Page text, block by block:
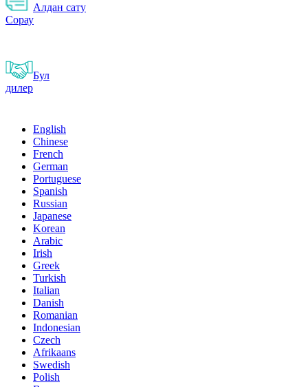
Алдан сату
Сорау
Бул
дилер
English
Chinese
French
German
Portuguese
Spanish
Russian
Japanese
Korean
Arabic
Irish
Greek
Turkish
Italian
Danish
Romanian
Indonesian
Czech
Afrikaans
Swedish
Polish